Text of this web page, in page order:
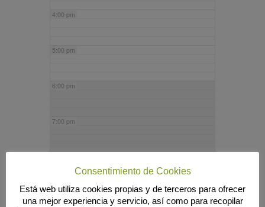
4:00 pm
5:00 pm
6:00 pm
7:00 pm
9:00 pm
Consentimiento de Cookies
Está web utiliza cookies propias y de terceros para ofrecer
una mejor experiencia y servicio, así como para recopilar